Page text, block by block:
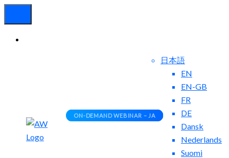
日本語
EN
EN-GB
FR
DE
Dansk
Nederlands
Suomi
ON-DEMAND WEBINAR – JA
ON-DEMAND WEBINAR – JA